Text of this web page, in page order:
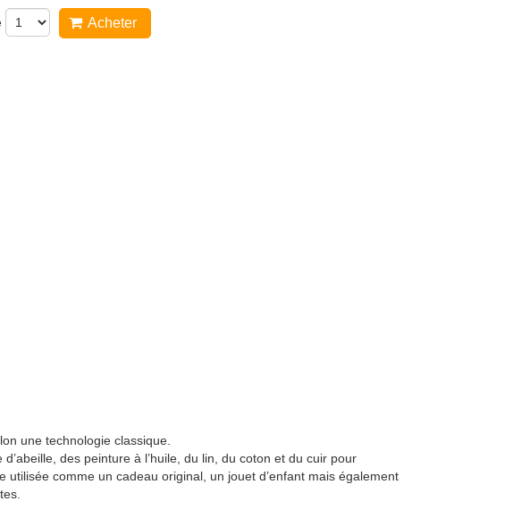
Acheter
une technologie classique.
des peinture à l’huile, du lin, du coton et du cuir pour
comme un cadeau original, un jouet d’enfant mais également